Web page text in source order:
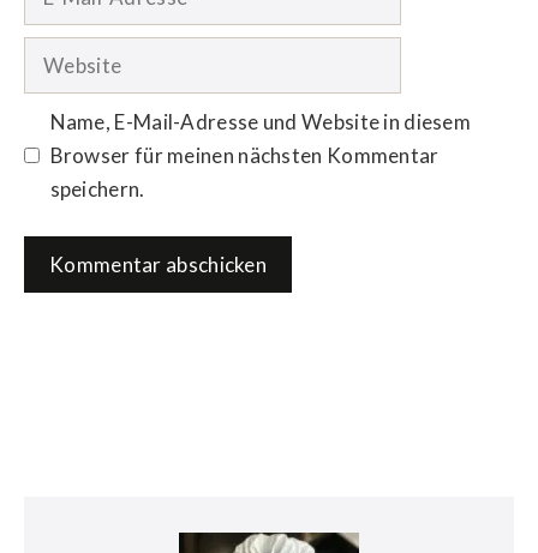
Website
Name, E-Mail-Adresse und Website in diesem
Browser für meinen nächsten Kommentar
speichern.